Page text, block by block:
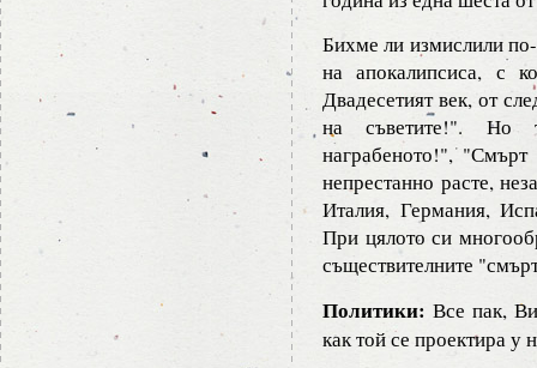
Бихме ли измислили
на апокалипсиса, с
Двадесетият век, от
на съветите!". Но
награбеното!",
непрестанно расте,
Италия, Германия,
При цялото си
съществителните
Политики: Все пак,
как той се проектира у